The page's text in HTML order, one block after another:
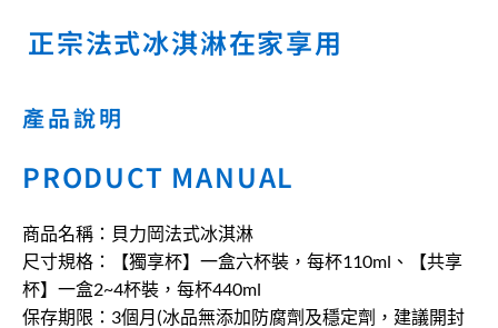
正宗法式冰淇淋在家享用
產品說明
PRODUCT MANUAL
商品名稱：貝力岡法式冰淇淋
尺寸規格：【獨享杯】一盒六杯裝，每杯110ml、【共享
杯】一盒2~4杯裝，每杯440ml
保存期限：3個月(冰品無添加防腐劑及穩定劑，建議開封